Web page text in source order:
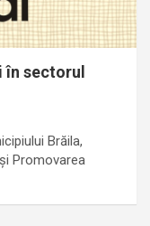
în sectorul
Brăila,
Promovarea